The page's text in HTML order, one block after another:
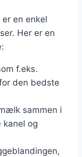
en enkel
Her er en
f.eks.
den bedste
sammen i
og